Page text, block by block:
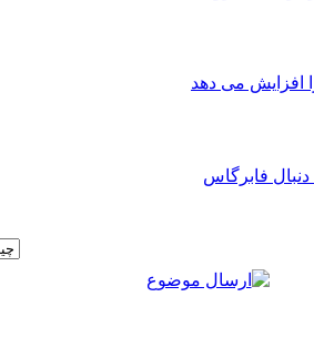
را افزایش می دهد
فابرگاس